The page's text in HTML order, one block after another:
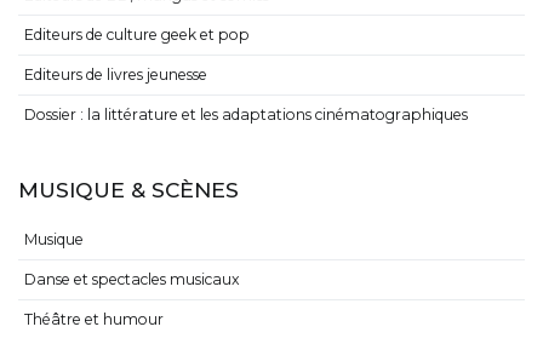
Editeurs de culture geek et pop
Editeurs de livres jeunesse
Dossier : la littérature et les adaptations cinématographiques
MUSIQUE & SCÈNES
Musique
Danse et spectacles musicaux
Théâtre et humour